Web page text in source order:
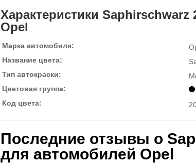
Характеристики
Opel
Марка автомобиля:
Название цвета:
Тип автокраски:
Цветовая группа:
Код цвета:
Последние отзывы о
для автомобилей Opel